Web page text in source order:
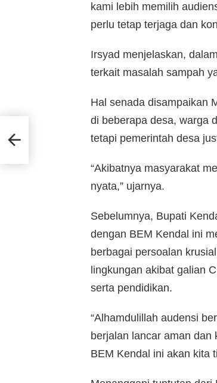
kami lebih memilih
perlu tetap terjaga dan
Irsyad menjelaskan,
terkait masalah sampah
Hal senada disampaikan
di beberapa desa, warga
tetapi pemerintah desa
“Akibatnya masyarakat
nyata,” ujarnya.
Sebelumnya, Bupati
dengan BEM Kendal ini
berbagai persoalan
lingkungan akibat galian
serta pendidikan.
“Alhamdulillah audensi
berjalan lancar aman dan
BEM Kendal ini akan kita